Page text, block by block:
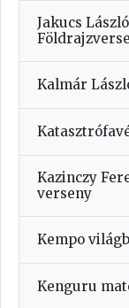
Jakucs
Kalmár
Kazinczy
verseny
Kempo
Kenguru